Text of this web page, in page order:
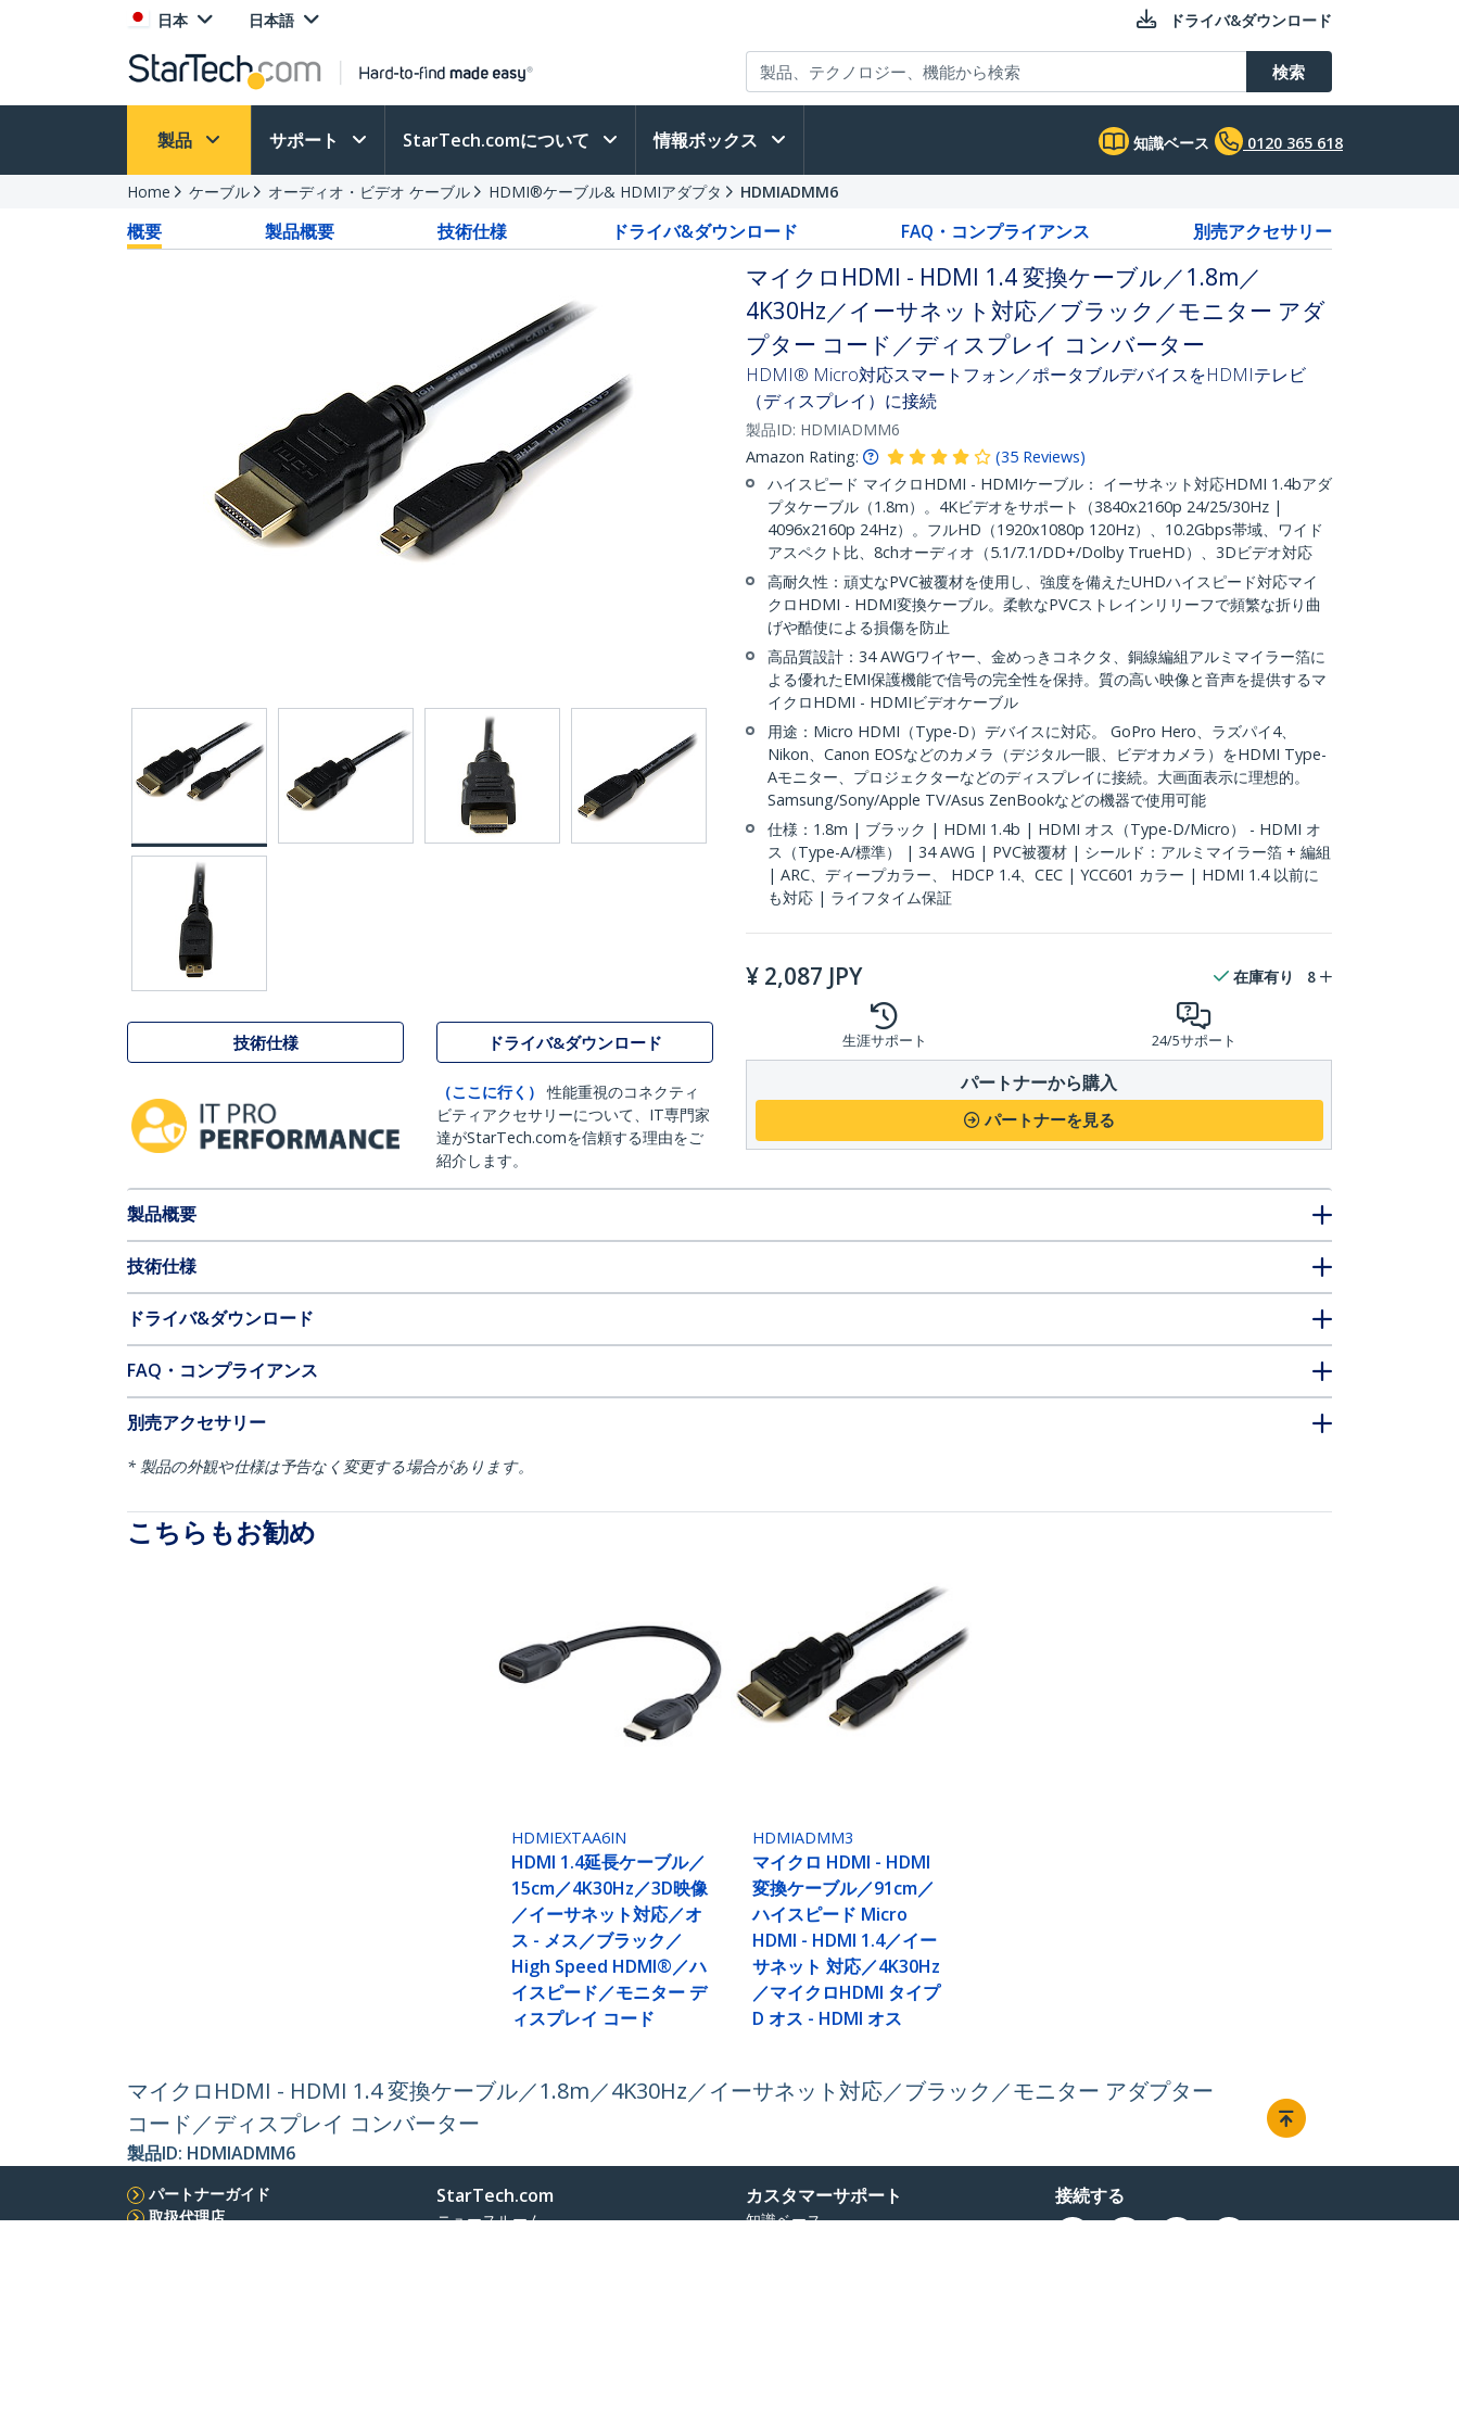
日本 日本語 ドライバ&ダウンロード
検索
製品 サポート StarTech.comについて 情報ボックス 知識ベース 0120 365 618
Home ケーブル オーディオ・ビデオ ケーブル HDMI®ケーブル& HDMIアダプタ HDMIADMM6
概要 製品概要 技術仕様 ドライバ&ダウンロード FAQ・コンプライアンス 別売アクセサリー
技術仕様 ドライバ&ダウンロード
（ここに行く）
性能重視のコネクティ
ビティアクセサリーについて、IT専門家
達がStarTech.comを信頼する理由をご
紹介します。
マイクロHDMI - HDMI 1.4 変換ケーブル／1.8m／
4K30Hz／イーサネット対応／ブラック／モニター アダ
プター コード／ディスプレイ コンバーター
HDMI® Micro対応スマートフォン／ポータブルデバイスをHDMIテレビ
（ディスプレイ）に接続
製品ID: HDMIADMM6
Amazon Rating:
(35 Reviews)
ハイスピード マイクロHDMI - HDMIケーブル： イーサネット対応HDMI 1.4bアダ
プタケーブル（1.8m）。4Kビデオをサポート（3840x2160p 24/25/30Hz |
4096x2160p 24Hz）。フルHD（1920x1080p 120Hz）、10.2Gbps帯域、ワイド
アスペクト比、8chオーディオ（5.1/7.1/DD+/Dolby TrueHD）、3Dビデオ対応
高耐久性：頑丈なPVC被覆材を使用し、強度を備えたUHDハイスピード対応マイ
クロHDMI - HDMI変換ケーブル。柔軟なPVCストレインリリーフで頻繁な折り曲
げや酷使による損傷を防止
高品質設計：34 AWGワイヤー、金めっきコネクタ、銅線編組アルミマイラー箔に
よる優れたEMI保護機能で信号の完全性を保持。質の高い映像と音声を提供するマ
イクロHDMI - HDMIビデオケーブル
用途：Micro HDMI（Type-D）デバイスに対応。 GoPro Hero、ラズパイ4、
Nikon、Canon EOSなどのカメラ（デジタル一眼、ビデオカメラ）をHDMI Type-
Aモニター、プロジェクターなどのディスプレイに接続。大画面表示に理想的。
Samsung/Sony/Apple TV/Asus ZenBookなどの機器で使用可能
仕様：1.8m | ブラック | HDMI 1.4b | HDMI オス（Type-D/Micro） - HDMI オ
ス（Type-A/標準） | 34 AWG | PVC被覆材 | シールド：アルミマイラー箔 + 編組
| ARC、ディープカラー、 HDCP 1.4、CEC | YCC601 カラー | HDMI 1.4 以前に
も対応 | ライフタイム保証
¥ 2,087 JPY 在庫有り 8
生涯サポート 24/5サポート
パートナーから購入
パートナーを見る
製品概要
技術仕様
ドライバ&ダウンロード
FAQ・コンプライアンス
別売アクセサリー
* 製品の外観や仕様は予告なく変更する場合があります。
こちらもお勧め
HDMIEXTAA6IN
HDMI 1.4延長ケーブル／
15cm／4K30Hz／3D映像
／イーサネット対応／オ
ス - メス／ブラック／
High Speed HDMI®／ハ
イスピード／モニター デ
ィスプレイ コード
HDMIADMM3
マイクロ HDMI - HDMI
変換ケーブル／91cm／
ハイスピード Micro
HDMI - HDMI 1.4／イー
サネット 対応／4K30Hz
／マイクロHDMI タイプ
D オス - HDMI オス
マイクロHDMI - HDMI 1.4 変換ケーブル／1.8m／4K30Hz／イーサネット対応／ブラック／モニター アダプター
コード／ディスプレイ コンバーター
製品ID: HDMIADMM6
パートナーガイド
取扱代理店
StarTech.com
ニュースルーム
カスタマーサポート
知識ベース
接続する